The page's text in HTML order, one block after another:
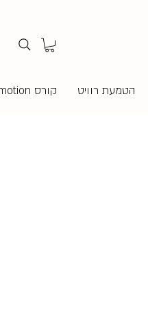
הטמעת רוויט קורס Revit Twinmotion